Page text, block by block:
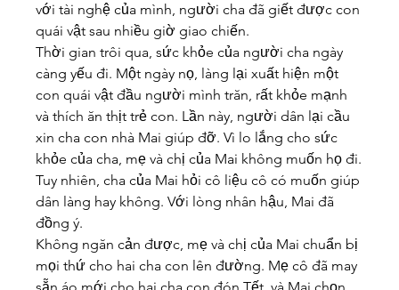
với tài nghệ của mình, người cha đã giết được con
quái vật sau nhiều giờ giao chiến.
Thời gian trôi qua, sức khỏe của người cha ngày
càng yếu đi. Một ngày nọ, làng lại xuất hiện một
con quái vật đầu người mình trăn, rất khỏe mạnh
và thích ăn thịt trẻ con. Lần này, người dân lại cầu
xin cha con nhà Mai giúp đỡ. Vì lo lắng cho sức
khỏe của cha, mẹ và chị của Mai không muốn họ đi.
Tuy nhiên, cha của Mai hỏi cô liệu cô có muốn giúp
dân làng hay không. Với lòng nhân hậu, Mai đã
đồng ý.
Không ngăn cản được, mẹ và chị của Mai chuẩn bị
mọi thứ cho hai cha con lên đường. Mẹ cô đã may